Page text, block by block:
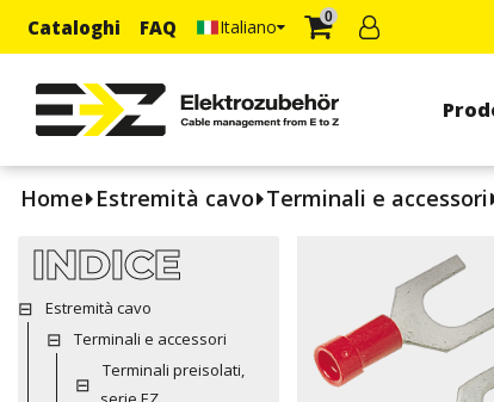
Cataloghi FAQ Italiano 0
Home Estremità cavo Terminali e accessori
INDICE
Estremità cavo
Terminali e accessori
Terminali preisolati,